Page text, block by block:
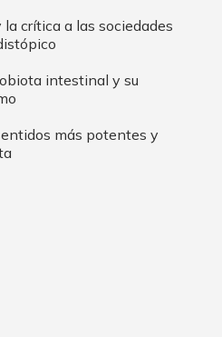
crítica a las sociedades
intestinal y su
más potentes y